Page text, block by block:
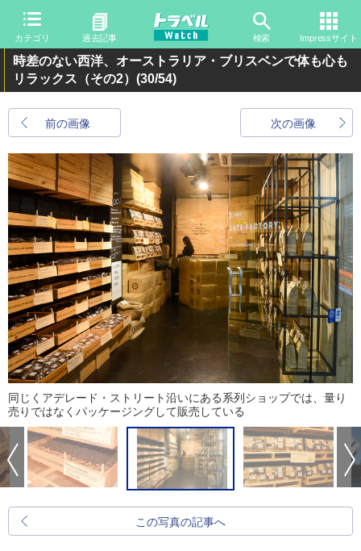
カテゴリ 過去記事 検索 Impressサイト
時差のない西洋、オーストラリア・ブリスベンで体も心も
リラックス（その2） (30/54)
前の画像 次の画像
同じくアデレード・ストリート沿いにある系列ショップでは、量り
売りではなくパッケージングして販売している
この写真の記事へ